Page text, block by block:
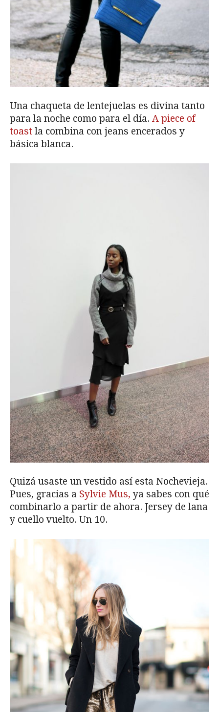
Una chaqueta de lentejuelas es divina tanto
para la noche como para el día. A piece of
toast la combina con jeans encerados y
básica blanca.
Quizá usaste un vestido así esta Nochevieja.
Pues, gracias a Sylvie Mus, ya sabes con qué
combinarlo a partir de ahora. Jersey de lana
y cuello vuelto. Un 10.